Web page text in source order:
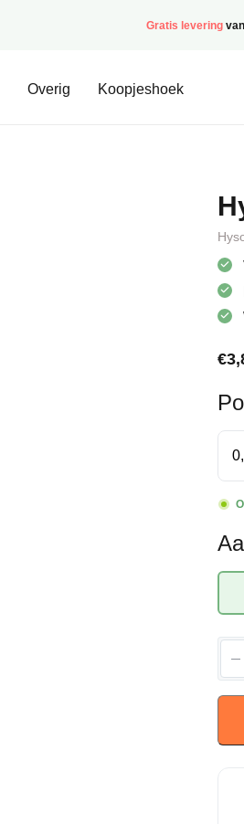
Gratis levering
Overig Koopjeshoek
€